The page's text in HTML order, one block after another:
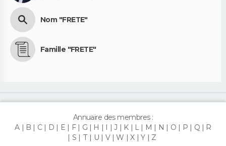
Nom "FRETE"
Famille "FRETE"
Annuaire des membres :
A
B C D E F G H I J K L M N O P Q
R
S
T U V W X Y Z